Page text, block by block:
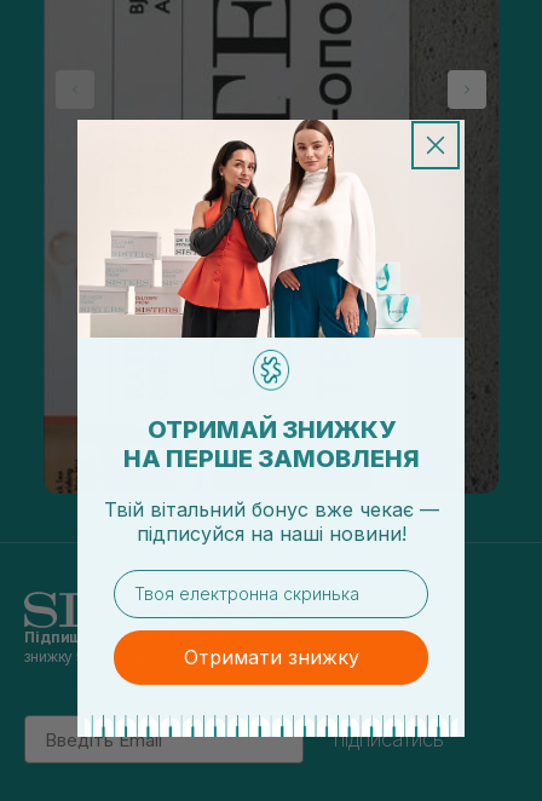
Підпишись на наші новини
знижку 5% на перше замовлення
Email
підписатись
ОТРИМАЙ ЗНИЖКУ
НА ПЕРШЕ ЗАМОВЛЕНЯ
Твій вітальний бонус вже чекає —
підписуйся на наші новини!
email
Отримати знижку